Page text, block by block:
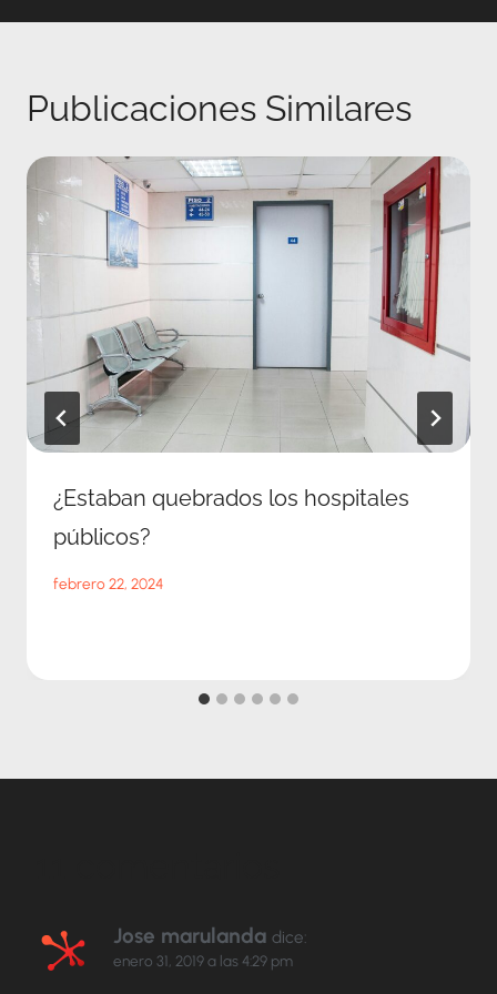
Publicaciones Similares
¿Estaban quebrados los hospitales
públicos?
febrero 22, 2024
Jose marulanda dice:
enero 31, 2019 a las 4:29 pm